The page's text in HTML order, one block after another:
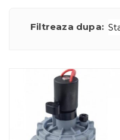
Filtreaza dupa: